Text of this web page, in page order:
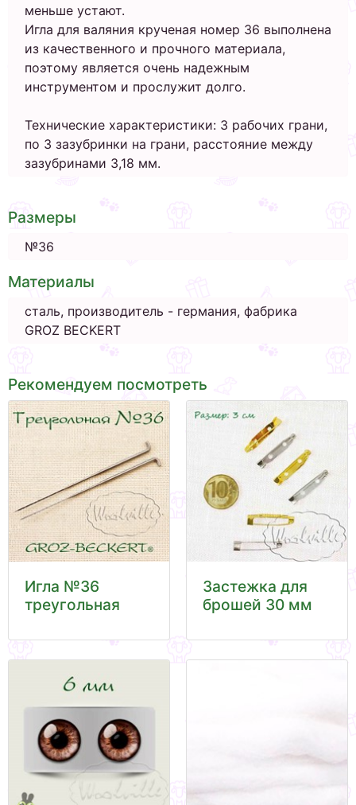
меньше устают.
Игла для валяния крученая номер 36 выполнена
из качественного и прочного материала,
поэтому является очень надежным
инструментом и прослужит долго.
Технические характеристики: 3 рабочих грани,
по 3 зазубринки на грани, расстояние между
зазубринами 3,18 мм.
Размеры
№36
Материалы
сталь, производитель - германия, фабрика
GROZ BECKERT
Рекомендуем посмотреть
Игла №36
треугольная
Застежка для
брошей 30 мм